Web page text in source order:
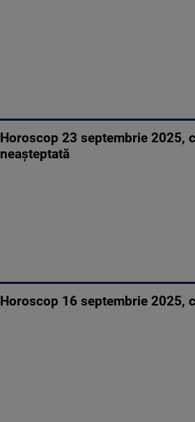
Horoscop 23 septembrie 2025,
neașteptată
Horoscop 16 septembrie 2025,